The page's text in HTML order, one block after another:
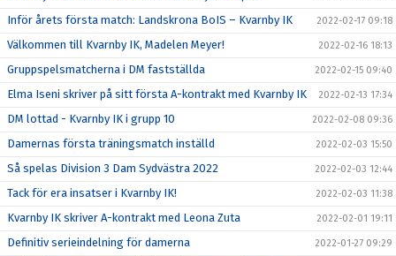
Inför årets första match: Landskrona BoIS – Kvarnby IK 2022-02-17 09:18
Välkommen till Kvarnby IK, Madelen Meyer! 2022-02-16 18:13
Gruppspelsmatcherna i DM fastställda 2022-02-15 09:40
Elma Iseni skriver på sitt första A-kontrakt med Kvarnby IK 2022-02-13 17:34
DM lottad - Kvarnby IK i grupp 10 2022-02-08 09:36
Damernas första träningsmatch inställd 2022-02-03 15:50
Så spelas Division 3 Dam Sydvästra 2022 2022-02-03 12:44
Tack för era insatser i Kvarnby IK! 2022-02-03 11:38
Kvarnby IK skriver A-kontrakt med Leona Zuta 2022-02-01 19:11
Definitiv serieindelning för damerna 2022-01-27 09:29